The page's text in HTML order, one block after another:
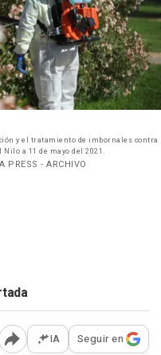
a 11 de mayo del 2021.
PRESS - ARCHIVO
Abrir opciones para
IA Seguir en